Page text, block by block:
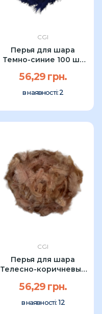
CGI
Перья для шара
Темно-синие 100 шт
56,29 грн.
в наявності:2
CGI
Перья для шара
Телесно-коричневые
56,29 грн.
в наявності: 12